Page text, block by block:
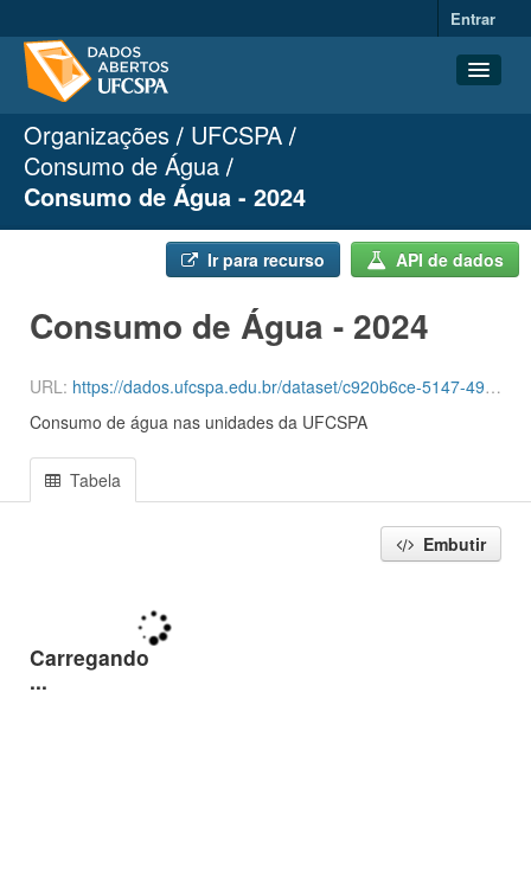
Entrar
Conjuntos de dados
Organizações
Organizações
UFCSPA
Consumo de Água
Consumo de Água - 2024
Ir para recurso API de dados
Consumo de Água - 2024
URL: https://dados.ufcspa.edu.br/dataset/c920b6ce-5147-49cf-ab3a-c6d0a2a8ce0f/resource/bc0b5c8b-9bd8-43b0-8ce7-8abe552349fb/download/agua-2-2024.csv
Consumo de água nas unidades da UFCSPA
Tabela
Embutir